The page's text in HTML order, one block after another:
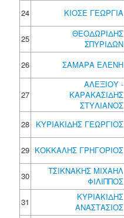
24
ΚΙΟΣΕ ΓΕΩΡΓΙΑ
25
ΘΕΟΔΩΡΙΔΗΣ
ΣΠΥΡΙΔΩΝ
26
ΣΑΜΑΡΑ ΕΛΕΝΗ
27
ΑΛΕΞΙΟΥ -
ΚΑΡΑΚΑΣΙΔΗΣ
ΣΤΥΛΙΑΝΟΣ
28 ΚΥΡΙΑΚΙΔΗΣ ΓΕΩΡΓΙΟΣ
29 ΚΟΚΚΑΛΗΣ ΓΡΗΓΟΡΙΟΣ
30
ΤΣΙΚΝΑΚΗΣ ΜΙΧΑΗΛ
ΦΙΛΙΠΠΟΣ
31
ΚΥΡΙΑΚΙΔΗΣ
ΑΝΑΣΤΑΣΙΟΣ